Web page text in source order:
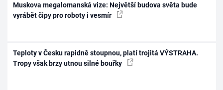
Muskova megalomanská vize: Největší budova světa bude
vyrábět čipy pro roboty i vesmír
Teploty v Česku rapidně stoupnou, platí trojitá VÝSTRAHA.
Tropy však brzy utnou silné bouřky